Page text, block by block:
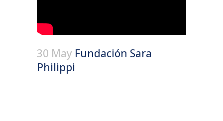
30 May Fundación Sara
Philippi